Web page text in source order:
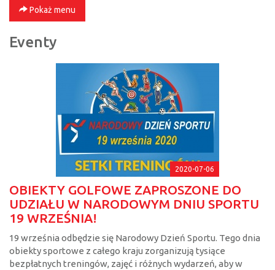
Pokaż menu
Eventy
2020-07-06
OBIEKTY GOLFOWE ZAPROSZONE DO
UDZIAŁU W NARODOWYM DNIU SPORTU
19 WRZEŚNIA!
19 września odbędzie się Narodowy Dzień Sportu. Tego dnia
obiekty sportowe z całego kraju zorganizują tysiące
bezpłatnych treningów, zajęć i różnych wydarzeń, aby w